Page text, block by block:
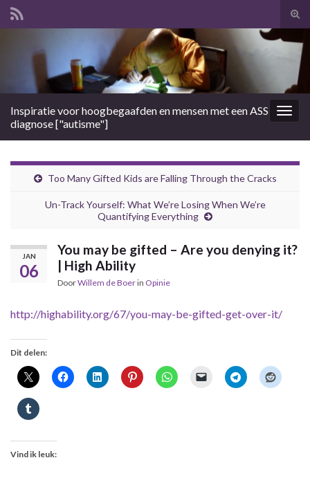
Search for:
Inspiratie voor hoogbegaafden en mensen met een ASS
diagnose ["autisme"]
Too Many Gifted Kids are Falling Through the Cracks
Un-Track Yourself: What We’re Losing When We’re
Quantifying Everything
JAN
06
You may be gifted – Are you denying it?
| High Ability
DoorWillem de Boerin Opinie
http://highability.org/67/you-may-be-gifted-get-over-it/
Dit delen:
Vind ik leuk: